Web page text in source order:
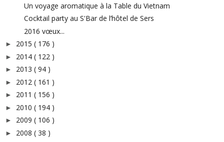
Un voyage aromatique à la Table du Vietnam
Cocktail party au S'Bar de l’hôtel de Sers
2016 vœux...
► 2015 ( 176 )
► 2014 ( 122 )
► 2013 ( 94 )
► 2012 ( 161 )
► 2011 ( 156 )
► 2010 ( 194 )
► 2009 ( 106 )
► 2008 ( 38 )